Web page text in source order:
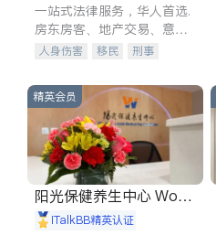
一站式法律服务，华人首选.
房东房客、地产交易、意外
伤害、车祸重伤、商业诉
建筑合同、刑事案件全包办
人身伤害 移民
刑事
信托/遗嘱
商业
商标注册
律师-其它 保释
精英会员
阳光保健养生中心 World
shine
iTalkBB精英认证